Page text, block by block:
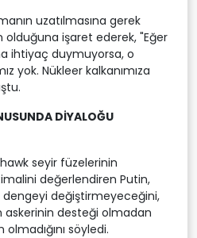
uzatılmasına gerek
olduğuna işaret ederek, "Eğer
ihtiyaç duymuyorsa, o
yok. Nükleer kalkanımıza
DİYALOĞU
seyir füzelerinin
değerlendiren Putin,
dengeyi değiştirmeyeceğini,
askerinin desteği olmadan
söyledi.